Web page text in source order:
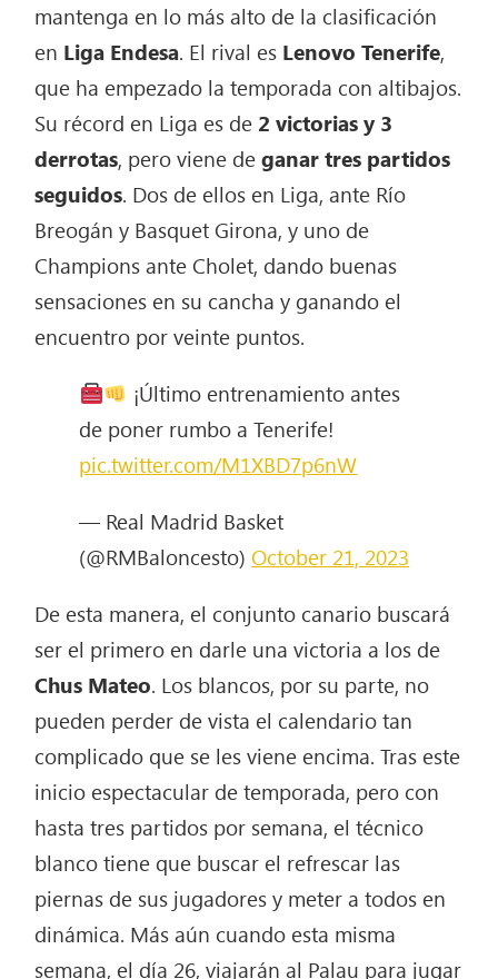
mantenga en lo más alto de la clasificación
en Liga Endesa. El rival es Lenovo Tenerife,
que ha empezado la temporada con altibajos.
Su récord en Liga es de 2 victorias y 3
derrotas, pero viene deganar tres partidos
seguidos. Dos de ellos en Liga, ante Río
Breogán y Basquet Girona, y uno de
Champions ante Cholet, dando buenas
sensaciones en su cancha y ganando el
encuentro por veinte puntos.
¡Último entrenamiento antes
de poner rumbo a Tenerife!
pic.twitter.com/M1XBD7p6nW
— Real Madrid Basket
(@RMBaloncesto)October 21, 2023
De esta manera, el conjunto canario buscará
ser el primero en darle una victoria a los de
Chus Mateo. Los blancos, por su parte, no
pueden perder de vista el calendario tan
complicado que se les viene encima. Tras este
inicio espectacular de temporada, pero con
hasta tres partidos por semana, el técnico
blanco tiene que buscar el refrescar las
piernas de sus jugadores y meter a todos en
dinámica. Más aún cuando esta misma
semana, el día 26, viajarán al Palau para jugar